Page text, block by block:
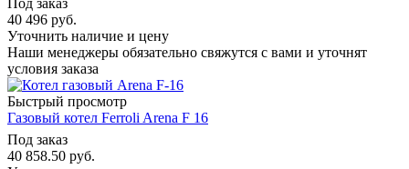
40 496 руб.
Уточнить наличие и цену
Наши менеджеры обязательно свяжутся с вами и уточнят
условия заказа
Быстрый просмотр
Газовый котел Ferroli Arena F 16
Под заказ
40 858.50 руб.